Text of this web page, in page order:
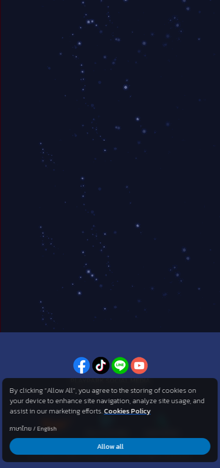
PLAYPARK SOCIAL MEDIA
ไม่พลาดทุกข่าวสารจาก PlayPark
©2007 KOG corporation . All Rights Reserved. ©2012 Asphere
Innovations Public Company Limited. All Rights Reserved.
By clicking “Allow All”, you agree to the storing of cookies on
your device to enhance site navigation, analyze site usage, and
assist in our marketing efforts.Cookies Policy
ภาษาไทย / English
Allow all